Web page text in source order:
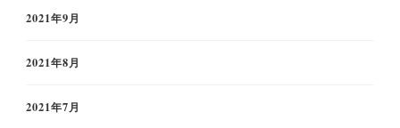
2021年9月
2021年8月
2021年7月